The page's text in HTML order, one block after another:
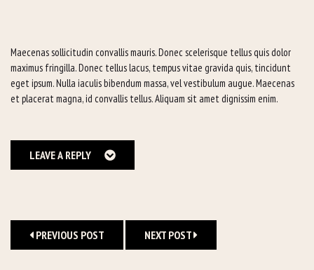
Maecenas sollicitudin convallis mauris. Donec scelerisque tellus quis dolor
maximus fringilla. Donec tellus lacus, tempus vitae gravida quis, tincidunt
eget ipsum. Nulla iaculis bibendum massa, vel vestibulum augue. Maecenas
et placerat magna, id convallis tellus. Aliquam sit amet dignissim enim.
LEAVE A REPLY
PREVIOUS POST NEXT POST